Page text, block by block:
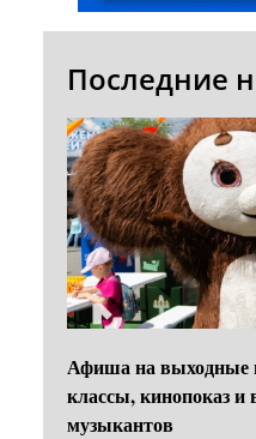
Последние
Афиша на выходные
классы, кинопоказ и
музыкантов